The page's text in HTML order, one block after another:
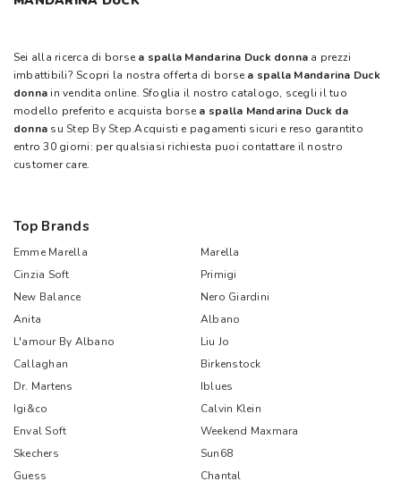
Sei alla ricerca di borse a spalla Mandarina Duck donna a prezzi
imbattibili? Scopri la nostra offerta di borse a spalla Mandarina Duck
donna in vendita online. Sfoglia il nostro catalogo, scegli il tuo
modello preferito e acquista borse a spalla Mandarina Duck da
donna suStep By Step.Acquisti e pagamenti sicuri e reso garantito
entro 30 giorni: per qualsiasi richiesta puoi contattare il nostro
customer care.
Top Brands
Emme Marella
Marella
Cinzia Soft
Primigi
New Balance
Nero Giardini
Anita
Albano
L'amour By Albano
Liu Jo
Callaghan
Birkenstock
Dr. Martens
Iblues
Igi&co
Calvin Klein
Enval Soft
Weekend Maxmara
Skechers
Sun68
Guess
Chantal